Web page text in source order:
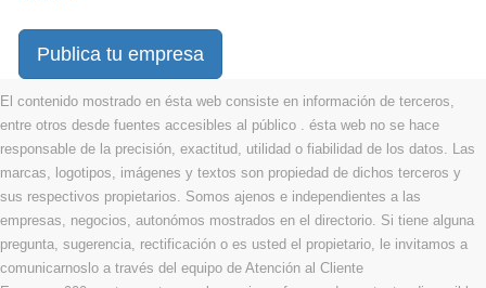
Publica tu empresa
El contenido mostrado en ésta web consiste en información de terceros,
entre otros desde fuentes accesibles al público . ésta web no se hace
responsable de la precisión, exactitud, utilidad o fiabilidad de los datos. Las
marcas, logotipos, imágenes y textos son propiedad de dichos terceros y
sus respectivos propietarios. Somos ajenos e independientes a las
empresas, negocios, autonómos mostrados en el directorio. Si tiene alguna
pregunta, sugerencia, rectificación o es usted el propietario, le invitamos a
comunicarnoslo a través del equipo de Atención al Cliente